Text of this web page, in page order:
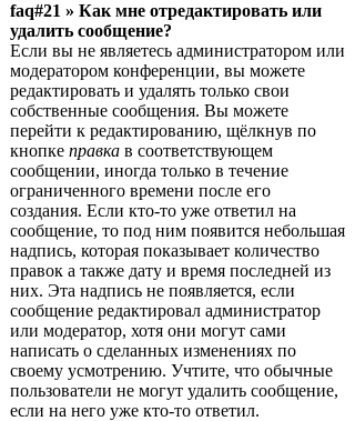
faq#21 » Как мне отредактировать или
удалить сообщение?
Если вы не являетесь администратором или
модератором конференции, вы можете
редактировать и удалять только свои
собственные сообщения. Вы можете
перейти к редактированию, щёлкнув по
кнопке правка в соответствующем
сообщении, иногда только в течение
ограниченного времени после его
создания. Если кто-то уже ответил на
сообщение, то под ним появится небольшая
надпись, которая показывает количество
правок а также дату и время последней из
них. Эта надпись не появляется, если
сообщение редактировал администратор
или модератор, хотя они могут сами
написать о сделанных изменениях по
своему усмотрению. Учтите, что обычные
пользователи не могут удалить сообщение,
если на него уже кто-то ответил.